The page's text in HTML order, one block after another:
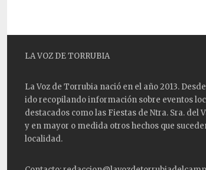
LA VOZ DE TORRUBIA
La Voz de Torrubia nació en el año 2013.
ido recopilando información sobre eventos
destacados como las Fiestas de Ntra. Sra. del
y en mayor o medida otros hechos que
localidad.